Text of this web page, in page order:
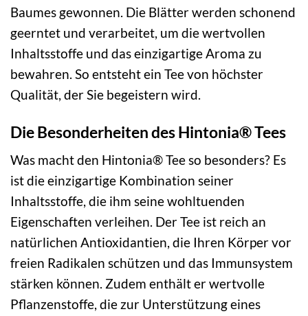
Baumes gewonnen. Die Blätter werden schonend
geerntet und verarbeitet, um die wertvollen
Inhaltsstoffe und das einzigartige Aroma zu
bewahren. So entsteht ein Tee von höchster
Qualität, der Sie begeistern wird.
Die Besonderheiten des Hintonia® Tees
Was macht den Hintonia® Tee so besonders? Es
ist die einzigartige Kombination seiner
Inhaltsstoffe, die ihm seine wohltuenden
Eigenschaften verleihen. Der Tee ist reich an
natürlichen Antioxidantien, die Ihren Körper vor
freien Radikalen schützen und das Immunsystem
stärken können. Zudem enthält er wertvolle
Pflanzenstoffe, die zur Unterstützung eines